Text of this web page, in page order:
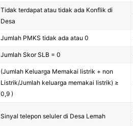
Tidak terdapat atau tidak ada Konflik di
Desa
Jumlah PMKS tidak ada atau 0
Jumlah Skor SLB = 0
(Jumlah Keluarga Memakai listrik + non
Listrik/Jumlah keluarga memakai listrik) ≥
0,9 )
Sinyal telepon seluler di Desa Lemah